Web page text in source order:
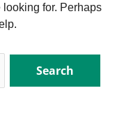
looking for. Perhaps